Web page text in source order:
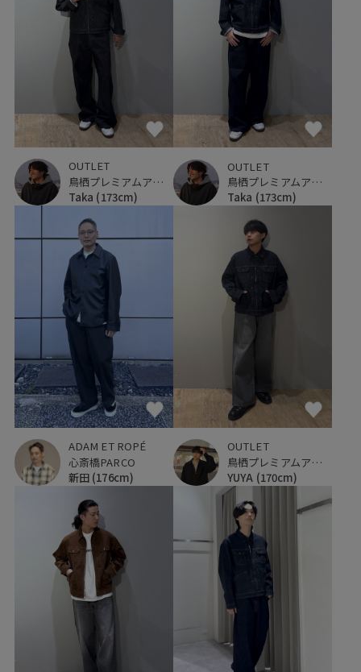
OUTLET
鳥栖プレミアムアウトレット
Taka (173cm)
OUTLET
鳥栖プレミアムアウトレット
Taka (173cm)
ADAM ET ROPÉ
心斎橋PARCO
新田 (176cm)
OUTLET
鳥栖プレミアムアウトレット
YUYA (170cm)